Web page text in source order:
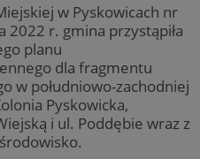
w Pyskowicach nr
r. gmina przystąpiła
planu
dla fragmentu
w południowo-zachodniej
Pyskowicka,
i ul. Poddębie wraz z